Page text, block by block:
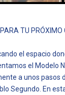
TU PRÓXIMO
el espacio
el Modelo
a unos pasos
Segundo. En